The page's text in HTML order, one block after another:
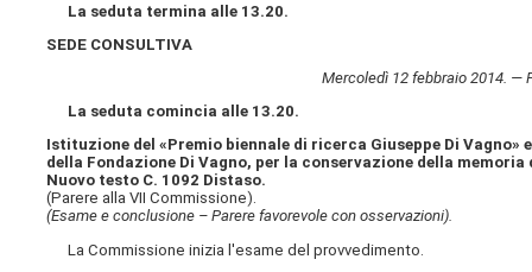
La seduta termina alle 13.20.
SEDE CONSULTIVA
Mercoledì 12 febbraio 2014. —
La seduta comincia alle 13.20.
Istituzione del «Premio biennale di ricerca Giuseppe Di
della Fondazione Di Vagno, per la conservazione della
Nuovo testo C. 1092 Distaso.
(Parere alla VII Commissione).
(Esame e conclusione – Parere favorevole con osservazioni).
La Commissione inizia l'esame del provvedimento.